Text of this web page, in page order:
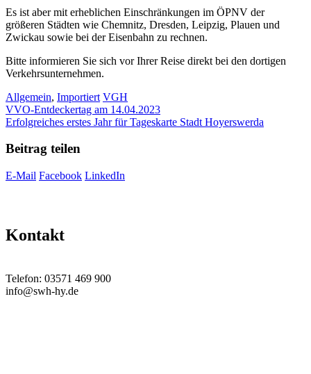
Es ist aber mit erheblichen Einschränkungen im ÖPNV der
größeren Städten wie Chemnitz, Dresden, Leipzig, Plauen und
Zwickau sowie bei der Eisenbahn zu rechnen.
Bitte informieren Sie sich vor Ihrer Reise direkt bei den dortigen
Verkehrsunternehmen.
Kategorien
Allgemein, Importiert Schlagwörter
VGH
VVO-Entdeckertag am 14.04.2023
Erfolgreiches erstes Jahr für Tageskarte Stadt Hoyerswerda
Beitrag teilen
E-Mail Facebook LinkedIn
Kontakt
Telefon: 03571 469 900
info@swh-hy.de